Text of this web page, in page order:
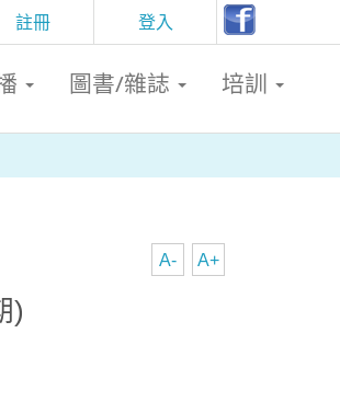
註冊 登入
圖書/雜誌 培訓
A+
A-
)